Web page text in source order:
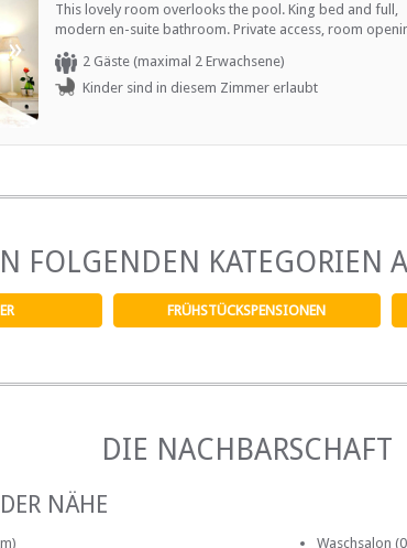
»
This lovely room overlooks the pool. King bed and full,
modern en-suite bathroom. Private access, room
onto private patio. Limited self catering facilities with bar
fridge, microwave and toaster. Satellite HD TV and WIFI.
2 Gäste (maximal 2 Erwachsene)
Kinder sind in diesem Zimmer erlaubt
FOLGENDEN KATEGORIEN
FRÜHSTÜCKSPENSIONEN
DIE NACHBARSCHAFT
NÄHE
Waschsalon